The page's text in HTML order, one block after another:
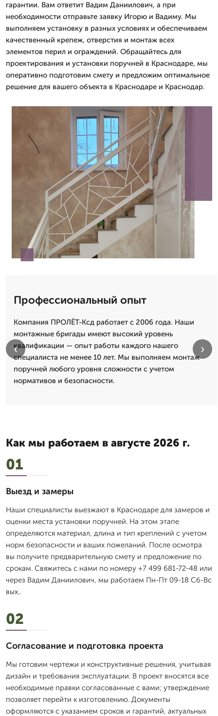
гарантии. Вам ответит Вадим Даниилович, а при
необходимости отправьте заявку Игорю и Вадиму. Мы
выполняем установку в разных условиях и обеспечиваем
качественный крепеж, отверстия и монтаж всех
элементов перил и ограждений. Обращайтесь для
проектирования и установки поручней в Краснодаре, мы
оперативно подготовим смету и предложим оптимальное
решение для вашего объекта в Краснодаре и Краснодар.
Профессиональный опыт
Компания ПРОЛЁТ-Ксд работает с 2006 года. Наши
монтажные бригады имеют высокий уровень
квалификации — опыт работы каждого нашего
специалиста не менее 10 лет. Мы выполняем монтаж
поручней любого уровня сложности с учетом
нормативов и безопасности.
‹ ›
Как мы работаем в августе 2026 г.
01
Выезд и замеры
Наши специалисты выезжают в Краснодаре для замеров и
оценки места установки поручней. На этом этапе
определяются материал, длина и тип креплений с учетом
норм безопасности и ваших пожеланий. После осмотра
вы получите предварительную смету и предложение по
срокам. Свяжитесь с нами по номеру +7 499 681-72-48 или
через Вадим Даниилович, мы работаем Пн-Пт 09-18 Сб-Вс
вых..
02
Согласование и подготовка проекта
Мы готовим чертежи и конструктивные решения, учитывая
дизайн и требования эксплуатации. В проект вносятся все
необходимые правки согласованные с вами; утверждение
позволяет перейти к изготовлению. Документы
оформляются с указанием сроков и гарантий, актуальных